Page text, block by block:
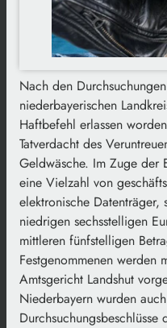
Nach den
niederbayerischen
Haftbefehl erlassen
Tatverdacht des
Geldwäsche. Im Zuge der
eine Vielzahl von
elektronische
niedrigen sechsstelligen
mittleren fünfstelligen
Festgenommenen werden
Amtsgericht Landshut
Niederbayern wurden
Durchsuchungsbeschlüsse